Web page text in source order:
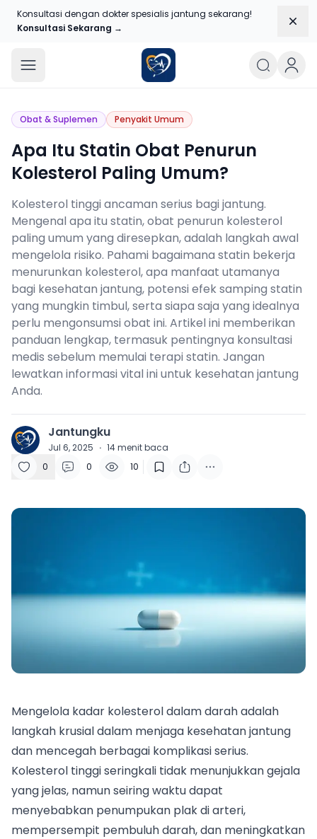
Konsultasi dengan dokter spesialis jantung sekarang!
Konsultasi Sekarang →
Blog Jantungku
Obat & Suplemen Penyakit Umum
Apa Itu Statin Obat Penurun
Kolesterol Paling Umum?
Kolesterol tinggi ancaman serius bagi jantung.
Mengenal apa itu statin, obat penurun kolesterol
paling umum yang diresepkan, adalah langkah awal
mengelola risiko. Pahami bagaimana statin bekerja
menurunkan kolesterol, apa manfaat utamanya
bagi kesehatan jantung, potensi efek samping statin
yang mungkin timbul, serta siapa saja yang idealnya
perlu mengonsumsi obat ini. Artikel ini memberikan
panduan lengkap, termasuk pentingnya konsultasi
medis sebelum memulai terapi statin. Jangan
lewatkan informasi vital ini untuk kesehatan jantung
Anda.
J Jantungku
Jul 6, 2025 · 14menit baca
0
0 10
Mengelola kadar kolesterol dalam darah adalah
langkah krusial dalam menjaga kesehatan jantung
dan mencegah berbagai komplikasi serius.
Kolesterol tinggi seringkali tidak menunjukkan gejala
yang jelas, namun seiring waktu dapat
menyebabkan penumpukan plak di arteri,
mempersempit pembuluh darah, dan meningkatkan